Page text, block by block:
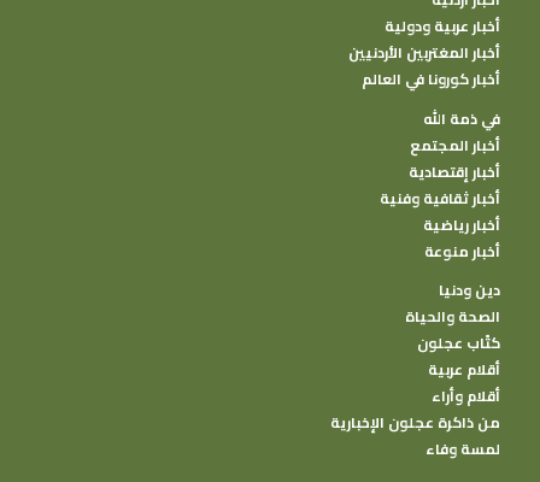
أخبار عربية ودولية
أخبار المغتربين الأردنيين
أخبار كورونا في العالم
في ذمة الله
أخبار المجتمع
أخبار إقتصادية
أخبار ثقافية وفنية
أخبار رياضية
أخبار منوعة
دين ودنيا
الصحة والحياة
كتًاب عجلون
أقلام عربية
أقلام وأراء
من ذاكرة عجلون الإخبارية
لمسة وفاء